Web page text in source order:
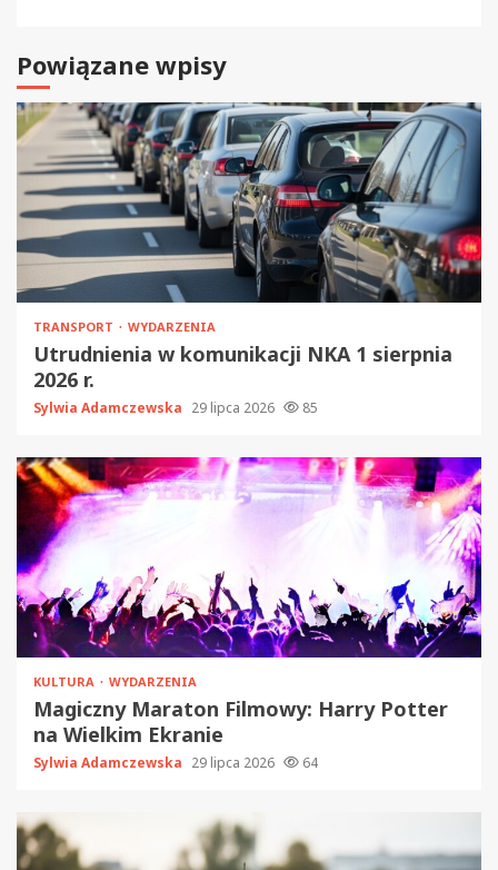
Powiązane wpisy
TRANSPORT WYDARZENIA
Utrudnienia w komunikacji NKA 1 sierpnia
2026 r.
Sylwia Adamczewska 29 lipca 2026 85
KULTURA WYDARZENIA
Magiczny Maraton Filmowy: Harry Potter
na Wielkim Ekranie
Sylwia Adamczewska 29 lipca 2026 64